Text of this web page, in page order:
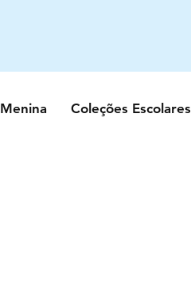
Menina Coleções Escolares